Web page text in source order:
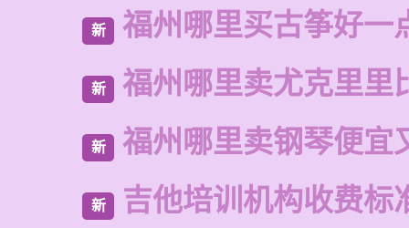
新 福州哪里买古筝好一
新 福州哪里卖尤克里里
新 福州哪里卖钢琴便宜
新 吉他培训机构收费标